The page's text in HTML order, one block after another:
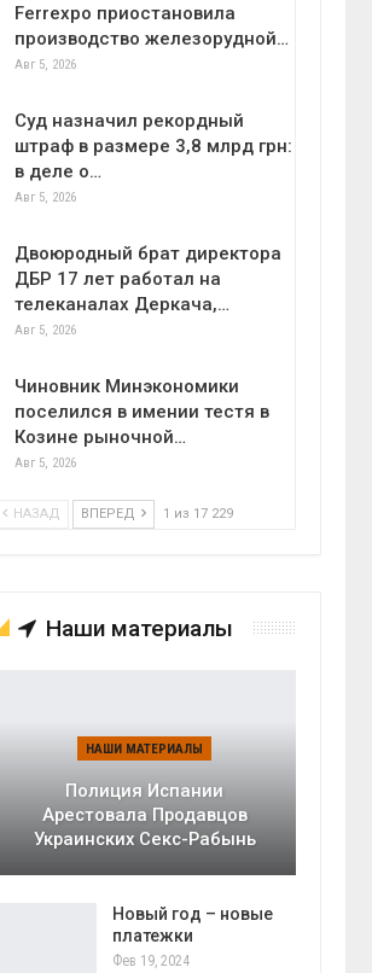
Ferrexpo приостановила
производство железорудной…
Авг 5, 2026
Суд назначил рекордный
штраф в размере 3,8 млрд грн:
в деле о…
Авг 5, 2026
Двоюродный брат директора
ДБР 17 лет работал на
телеканалах Деркача,…
Авг 5, 2026
Чиновник Минэкономики
поселился в имении тестя в
Козине рыночной…
Авг 5, 2026
НАЗАД ВПЕРЕД 1 из 17 229
Наши материалы
НАШИ МАТЕРИАЛЫ
Полиция Испании
Арестовала Продавцов
Украинских Секс-Рабынь
Новый год – новые
платежки
Фев 19, 2024